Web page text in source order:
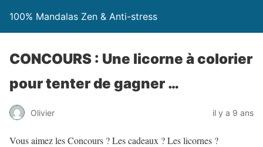
100% Mandalas Zen & Anti-stress
CONCOURS : Une licorne à colorier
pour tenter de gagner …
Olivier il y a 9 ans
Vous aimez les Concours ? Les cadeaux ? Les licornes ?